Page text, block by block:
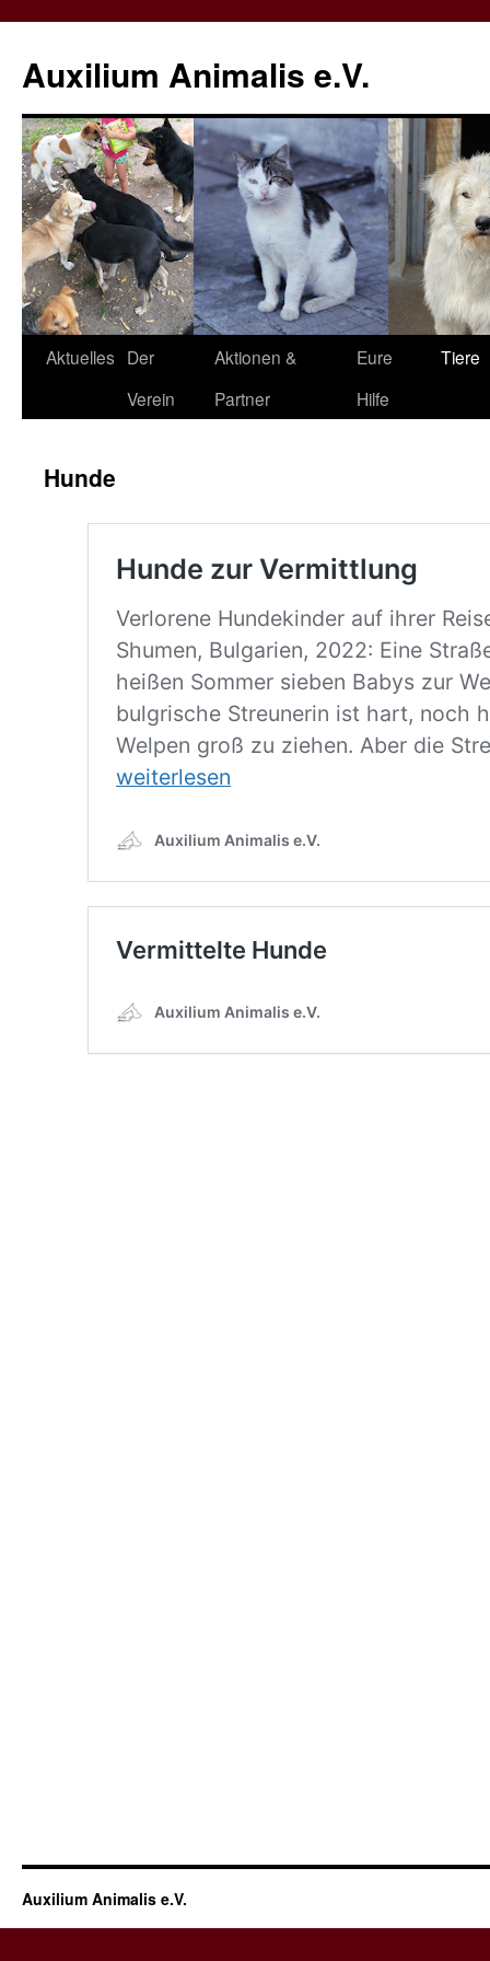
springen
Auxilium Animalis e.V.
Aktuelles Der
Verein
Aktionen &
Partner
Eure
Hilfe
Tiere
Hunde
Auxilium Animalis e.V.